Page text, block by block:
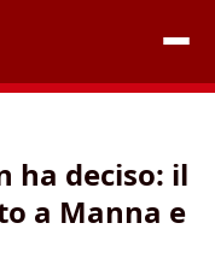
ha deciso: il
a Manna e